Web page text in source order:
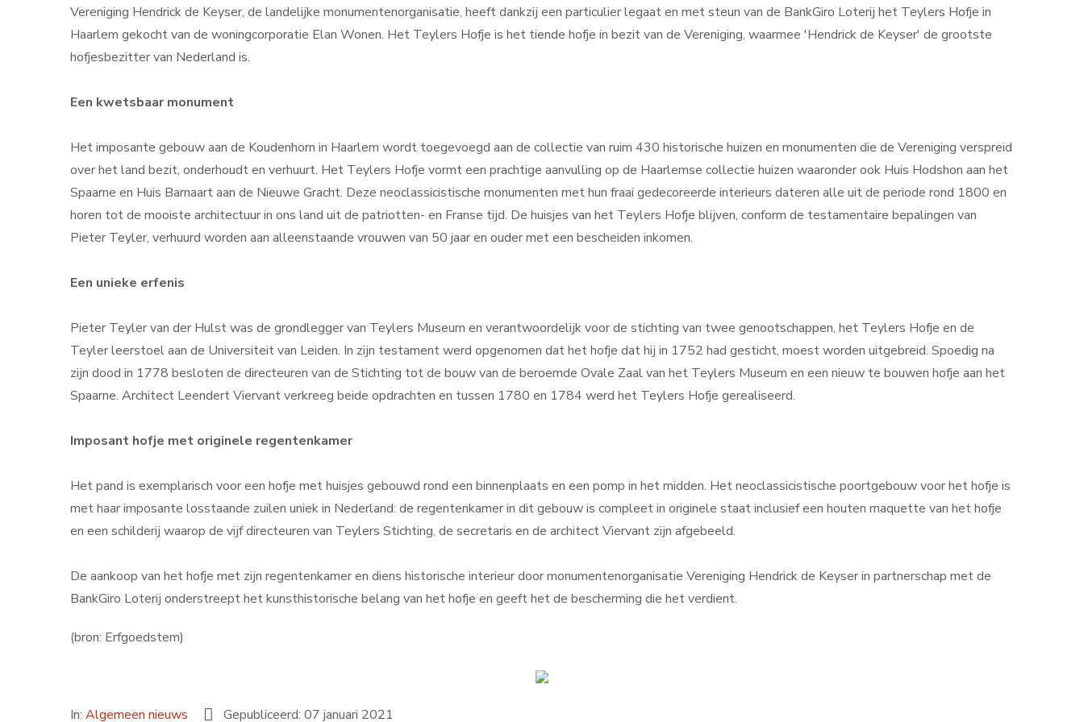
Vereniging Hendrick de Keyser, de landelijke monumentenorganisatie, heeft dankzij een particulier legaat en met steun van de BankGiro Loterij het Teylers Hofje in
Haarlem gekocht van de woningcorporatie Elan Wonen. Het Teylers Hofje is het tiende hofje in bezit van de Vereniging, waarmee 'Hendrick de Keyser' de grootste
hofjesbezitter van Nederland is.
Een kwetsbaar monument
Het imposante gebouw aan de Koudenhorn in Haarlem wordt toegevoegd aan de collectie van ruim 430 historische huizen en monumenten die de Vereniging verspreid
over het land bezit, onderhoudt en verhuurt. Het Teylers Hofje vormt een prachtige aanvulling op de Haarlemse collectie huizen waaronder ook Huis Hodshon aan het
Spaarne en Huis Barnaart aan de Nieuwe Gracht. Deze neoclassicistische monumenten met hun fraai gedecoreerde interieurs dateren alle uit de periode rond 1800 en
horen tot de mooiste architectuur in ons land uit de patriotten- en Franse tijd. De huisjes van het Teylers Hofje blijven, conform de testamentaire bepalingen van
Pieter Teyler, verhuurd worden aan alleenstaande vrouwen van 50 jaar en ouder met een bescheiden inkomen.
Een unieke erfenis
Pieter Teyler van der Hulst was de grondlegger van Teylers Museum en verantwoordelijk voor de stichting van twee genootschappen, het Teylers Hofje en de
Teyler leerstoel aan de Universiteit van Leiden. In zijn testament werd opgenomen dat het hofje dat hij in 1752 had gesticht, moest worden uitgebreid. Spoedig na
zijn dood in 1778 besloten de directeuren van de Stichting tot de bouw van de beroemde Ovale Zaal van het Teylers Museum en een nieuw te bouwen hofje aan het
Spaarne. Architect Leendert Viervant verkreeg beide opdrachten en tussen 1780 en 1784 werd het Teylers Hofje gerealiseerd.
Imposant hofje met originele regentenkamer
Het pand is exemplarisch voor een hofje met huisjes gebouwd rond een binnenplaats en een pomp in het midden. Het neoclassicistische poortgebouw voor het hofje is
met haar imposante losstaande zuilen uniek in Nederland: de regentenkamer in dit gebouw is compleet in originele staat inclusief een houten maquette van het hofje
en een schilderij waarop de vijf directeuren van Teylers Stichting, de secretaris en de architect Viervant zijn afgebeeld.
De aankoop van het hofje met zijn regentenkamer en diens historische interieur door monumentenorganisatie Vereniging Hendrick de Keyser in partnerschap met de
BankGiro Loterij onderstreept het kunsthistorische belang van het hofje en geeft het de bescherming die het verdient.
(bron: Erfgoedstem)
In: Algemeen nieuws Gepubliceerd: 07 januari 2021